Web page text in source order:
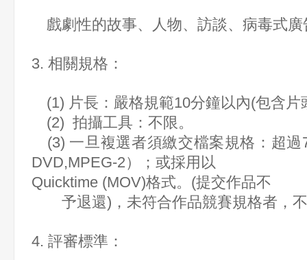
戲劇性的故事、人物、訪談、病毒式廣
3. 相關規格：
(1) 片長：嚴格規範10分鐘以內(包含片
(2) 拍攝工具：不限。
(3) 一旦複選者須繳交檔案規格：超過
DVD,MPEG-2）；或採用以
Quicktime (MOV)格式。(提交作品不
予退還)，未符合作品競賽規格者，不
4. 評審標準：